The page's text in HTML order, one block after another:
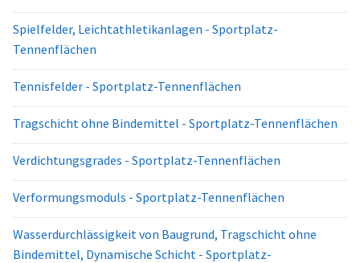
Spielfelder, Leichtathletikanlagen - Sportplatz-
Tennenflächen
Tennisfelder - Sportplatz-Tennenflächen
Tragschicht ohne Bindemittel - Sportplatz-Tennenflächen
Verdichtungsgrades - Sportplatz-Tennenflächen
Verformungsmoduls - Sportplatz-Tennenflächen
Wasserdurchlässigkeit von Baugrund, Tragschicht ohne
Bindemittel, Dynamische Schicht - Sportplatz-